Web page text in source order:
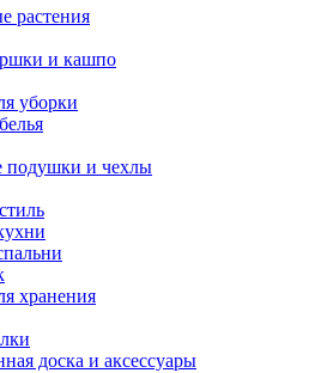
растения
и кашпо
уборки
подушки и чехлы
хранения
доска и аксессуары